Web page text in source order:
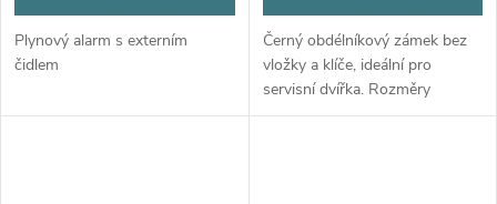
Plynový alarm s externím
čidlem
Černý obdélníkový zámek bez
vložky a klíče, ideální pro
servisní dvířka. Rozměry
70x40x65 mm. Vložku STS